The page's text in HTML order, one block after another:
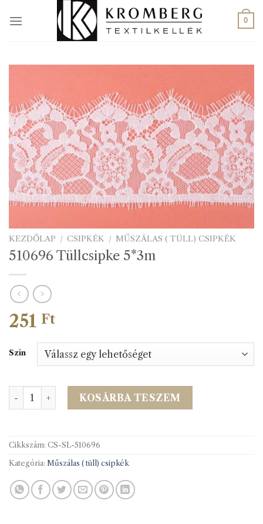
0
KEZDŐLAP / CSIPKÉK / MŰSZÁLAS ( TÜLL) CSIPKÉK
510696 Tüllcsipke 5*3m
251 Ft
Szín
510696 Tüllcsipke 5*3m mennyiség
KOSÁRBA TESZEM
Cikkszám: CS-SL-510696
Kategória: Műszálas ( tüll) csipkék